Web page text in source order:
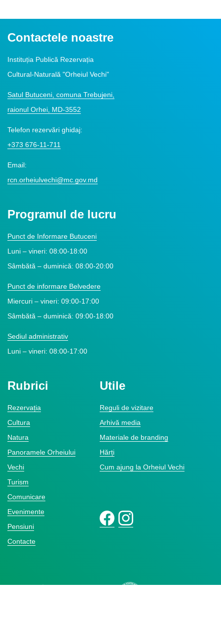
Contactele noastre
Instituția Publică Rezervația
Cultural-Naturală "Orheiul Vechi"
Satul Butuceni, comuna Trebujeni,
raionul Orhei, MD-3552
Telefon rezervări ghidaj:
+373 676-11-711
Email:
rcn.orheiulvechi@mc.gov.md
Programul de lucru
Punct de Informare Butuceni
Luni – vineri: 08:00-18:00
Sâmbătă – duminică: 08:00-20:00
Punct de informare Belvedere
Miercuri – vineri: 09:00-17:00
Sâmbătă – duminică: 09:00-18:00
Sediul administrativ
Luni – vineri: 08:00-17:00
Rubrici
Rezervația
Cultura
Natura
Panoramele Orheiului
Vechi
Turism
Comunicare
Evenimente
Pensiuni
Contacte
Utile
Reguli de vizitare
Arhivă media
Materiale de branding
Hărți
Cum ajung la Orheiul Vechi